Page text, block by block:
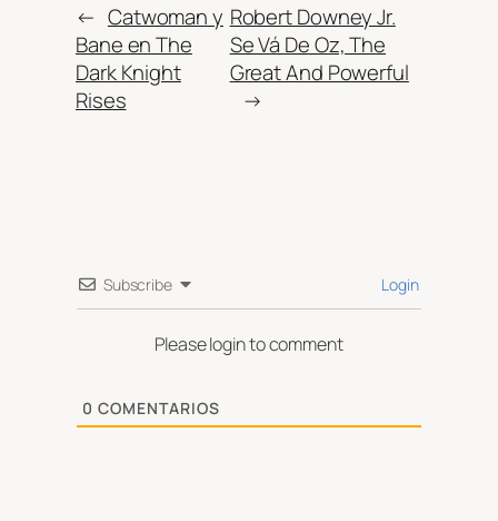
← Catwoman y
Bane en The
Dark Knight
Rises
Robert Downey Jr.
Se Vá De Oz, The
Great And Powerful
→
Subscribe Login
Please login to comment
0 COMENTARIOS